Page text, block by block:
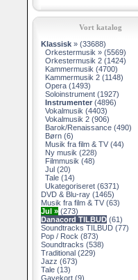
Vort katalog
Klassisk » (33688)
Orkestermusik » (5569)
Orkestermusik 2 (1424)
Kammermusik (4700)
Kammermusik 2 (1148)
Opera (1493)
Soloinstrument (1927)
Instrumenter (4896)
Vokalmusik (4403)
Vokalmusik 2 (906)
Barok/Renaissance (490)
Børn (6)
Musik fra film & TV (44)
Ny musik (228)
Filmmusik (48)
Jul (20)
Tale (14)
Ukategoriseret (6371)
DVD & Blu-ray (1465)
Musik fra film & TV (63)
Jul » (273)
Danacord TILBUD (61)
Soundtracks TILBUD (77)
Pop / Rock (873)
Soundtracks (538)
Traditional (229)
Jazz (673)
Tale (13)
Gavekort (9)